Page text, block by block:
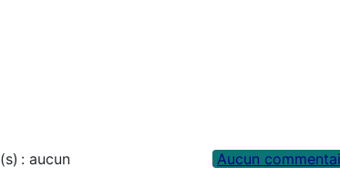
: aucun Aucun